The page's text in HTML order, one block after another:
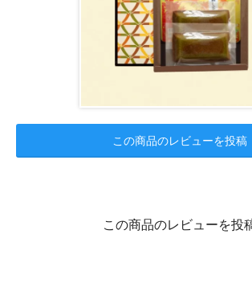
この商品のレビューを投稿
この商品のレビューを投